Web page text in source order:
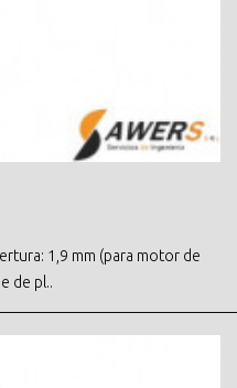
1,9 mm (para motor de
de pl..